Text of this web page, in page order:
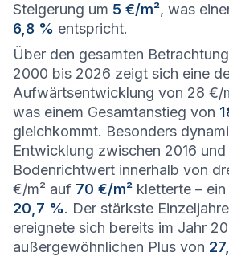
Steigerung um 5 €/m², was
6,8 % entspricht.
Über den gesamten
2000 bis 2026 zeigt sich eine
Aufwärtsentwicklung von 28 €/
was einem Gesamtanstieg von
gleichkommt. Besonders
Entwicklung zwischen 2016
Bodenrichtwert innerhalb von
€/m² auf 70 €/m² kletterte –
20,7 %. Der stärkste
ereignete sich bereits im Jahr
außergewöhnlichen Plus von